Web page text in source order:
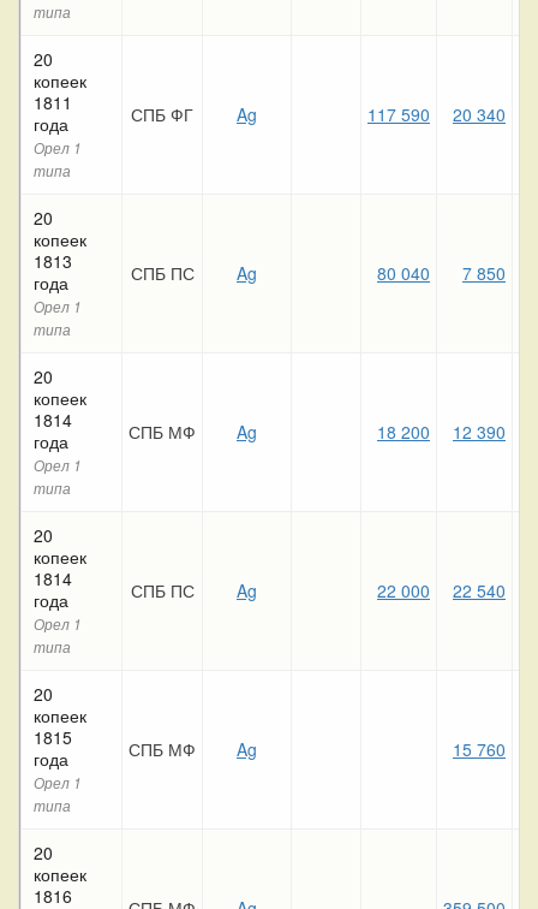
типа
20
копеек
1811
года
Орел 1
типа
СПБ ФГ Ag 117 590 20 340
20
копеек
1813
года
Орел 1
типа
СПБ ПС Ag 80 040 7 850
20
копеек
1814
года
Орел 1
типа
СПБ МФ Ag 18 200 12 390
20
копеек
1814
года
Орел 1
типа
СПБ ПС Ag 22 000 22 540
20
копеек
1815
года
Орел 1
типа
СПБ МФ Ag 15 760
20
копеек
1816